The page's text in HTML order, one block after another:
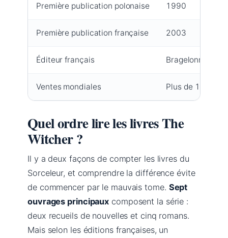
Première publication polonaise 1990
Première publication française 2003
Éditeur français Bragelonne
Ventes mondiales Plus de 15
Quel ordre lire les livres The
Witcher ?
Il y a deux façons de compter les livres du
Sorceleur, et comprendre la différence évite
de commencer par le mauvais tome. Sept
ouvrages principaux composent la série :
deux recueils de nouvelles et cinq romans.
Mais selon les éditions françaises, un